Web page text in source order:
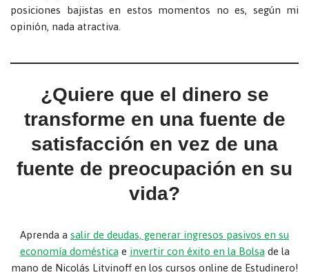
posiciones bajistas en estos momentos no es, según mi
opinión, nada atractiva.
¿Quiere que el dinero se
transforme en una fuente de
satisfacción en vez de una
fuente de preocupación en su
vida?
Aprenda a salir de deudas, generar ingresos pasivos en su
economía doméstica e invertir con éxito en la Bolsa de la
mano de Nicolás Litvinoff en los cursos online de Estudinero!